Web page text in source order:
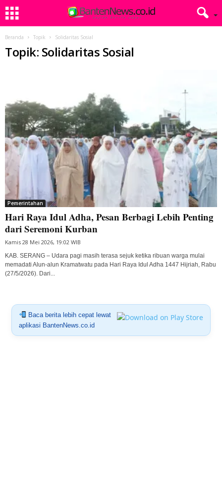
Beranda Topik Solidaritas Sosial
Topik: Solidaritas Sosial
Pemerintahan
Hari Raya Idul Adha, Pesan Berbagi Lebih Penting
dari Seremoni Kurban
Kamis 28 Mei 2026, 19:02 WIB
KAB. SERANG – Udara pagi masih terasa sejuk ketika ribuan warga mulai
memadati Alun-alun Kramatwatu pada Hari Raya Idul Adha 1447 Hijriah, Rabu
(27/5/2026). Dari...
Baca berita lebih cepat lewat
aplikasi BantenNews.co.id